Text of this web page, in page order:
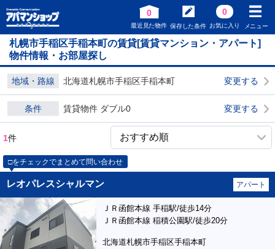
0
最近見た物件 保存した条件
0
お気に入り メニュー
札幌市手稲区手稲本町の賃貸[賃貸マンション・アパート]
物件情報・お部屋探し
地域・路線 北海道札幌市手稲区手稲本町 変更する
条件 賃貸物件 ダブル0 変更する
1件
□をチェックでまとめて問い合わせ
レオパレスシャルマン アパート
ＪＲ函館本線 手稲駅/徒歩14分
ＪＲ函館本線 稲積公園駅/徒歩20分
北海道札幌市手稲区手稲本町